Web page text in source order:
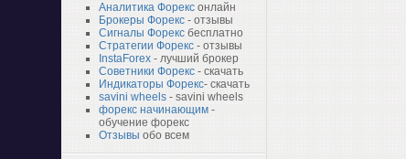
Аналитика Форекс онлайн
Брокеры Форекс - отзывы
Сигналы Форекс бесплатно
Стратегии Форекс - отзывы
InstaForex - лучший брокер
Советники Форекс - скачать
Индикаторы Форекс- скачать
savini wheels - savini wheels
форекс начинающим -
обучение форекс
Отзывы обо всем